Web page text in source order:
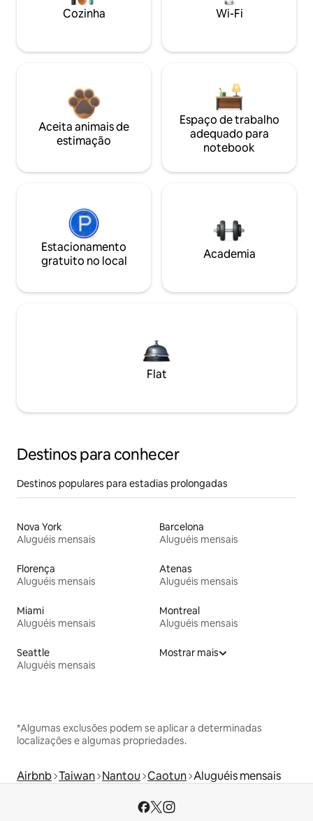
Cozinha Wi-Fi
Aceita animais de
estimação
Espaço de trabalho
adequado para
notebook
Estacionamento
gratuito no local
Academia
Flat
Destinos para conhecer
Destinos populares para estadias prolongadas
Nova York
Aluguéis mensais
Barcelona
Aluguéis mensais
Florença
Aluguéis mensais
Atenas
Aluguéis mensais
Miami
Aluguéis mensais
Montreal
Aluguéis mensais
Seattle
Aluguéis mensais
Mostrar mais
*Algumas exclusões podem se aplicar a determinadas
localizações e algumas propriedades.
Airbnb Taiwan Nantou Caotun Aluguéis mensais